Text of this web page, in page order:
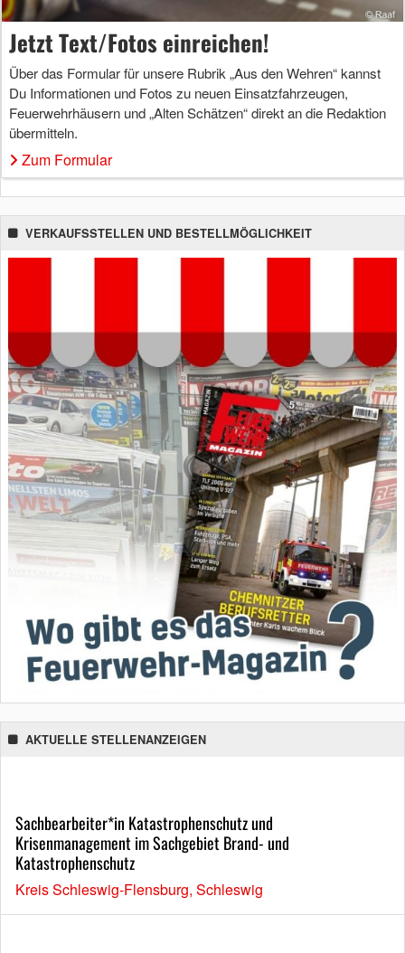
Jetzt Text/Fotos einreichen!
Über das Formular für unsere Rubrik „Aus den Wehren“ kannst
Du Informationen und Fotos zu neuen Einsatzfahrzeugen,
Feuerwehrhäusern und „Alten Schätzen“ direkt an die Redaktion
übermitteln.
Zum Formular
VERKAUFSSTELLEN UND BESTELLMÖGLICHKEIT
AKTUELLE STELLENANZEIGEN
Sachbearbeiter*in Katastrophenschutz und
Krisenmanagement im Sachgebiet Brand- und
Katastrophenschutz
Kreis Schleswig-Flensburg, Schleswig